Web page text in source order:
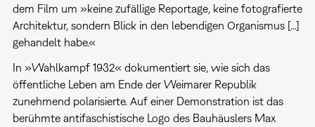
dem Film um »keine zufällige Reportage, keine fotografierte
Architektur, sondern Blick in den lebendigen Organismus […]
gehandelt habe.«
In »Wahlkampf 1932« dokumentiert sie, wie sich das
öffentliche Leben am Ende der Weimarer Republik
zunehmend polarisierte. Auf einer Demonstration ist das
berühmte antifaschistische Logo des Bauhäuslers Max